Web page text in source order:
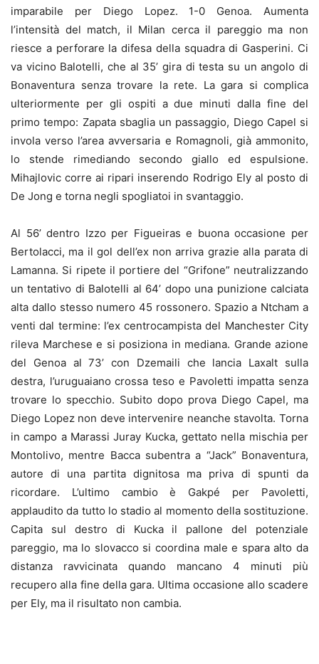
imparabile per Diego Lopez. 1-0 Genoa. Aumenta
l’intensità del match, il Milan cerca il pareggio ma non
riesce a perforare la difesa della squadra di Gasperini. Ci
va vicino Balotelli, che al 35’ gira di testa su un angolo di
Bonaventura senza trovare la rete. La gara si complica
ulteriormente per gli ospiti a due minuti dalla fine del
primo tempo: Zapata sbaglia un passaggio, Diego Capel si
invola verso l’area avversaria e Romagnoli, già ammonito,
lo stende rimediando secondo giallo ed espulsione.
Mihajlovic corre ai ripari inserendo Rodrigo Ely al posto di
De Jong e torna negli spogliatoi in svantaggio.
Al 56’ dentro Izzo per Figueiras e buona occasione per
Bertolacci, ma il gol dell’ex non arriva grazie alla parata di
Lamanna. Si ripete il portiere del “Grifone” neutralizzando
un tentativo di Balotelli al 64’ dopo una punizione calciata
alta dallo stesso numero 45 rossonero. Spazio a Ntcham a
venti dal termine: l’ex centrocampista del Manchester City
rileva Marchese e si posiziona in mediana. Grande azione
del Genoa al 73’ con Dzemaili che lancia Laxalt sulla
destra, l’uruguaiano crossa teso e Pavoletti impatta senza
trovare lo specchio. Subito dopo prova Diego Capel, ma
Diego Lopez non deve intervenire neanche stavolta. Torna
in campo a Marassi Juray Kucka, gettato nella mischia per
Montolivo, mentre Bacca subentra a “Jack” Bonaventura,
autore di una partita dignitosa ma priva di spunti da
ricordare. L’ultimo cambio è Gakpé per Pavoletti,
applaudito da tutto lo stadio al momento della sostituzione.
Capita sul destro di Kucka il pallone del potenziale
pareggio, ma lo slovacco si coordina male e spara alto da
distanza ravvicinata quando mancano 4 minuti più
recupero alla fine della gara. Ultima occasione allo scadere
per Ely, ma il risultato non cambia.